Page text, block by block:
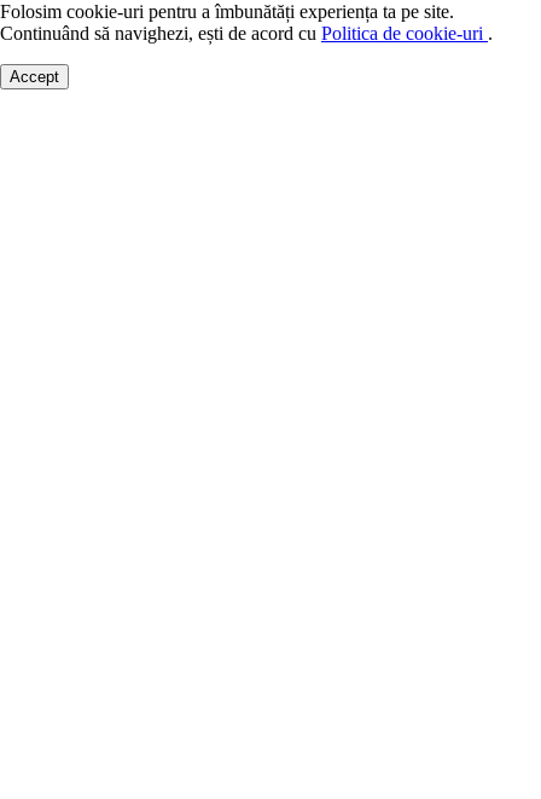
Folosim cookie-uri pentru a îmbunătăți experiența ta pe site.
Continuând să navighezi, ești de acord cu Politica de cookie-uri .
Accept